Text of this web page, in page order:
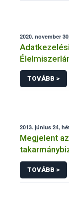
2020. november
intézhető
TOVÁBB >
2013. június 24,
Megjelent
TOVÁBB >